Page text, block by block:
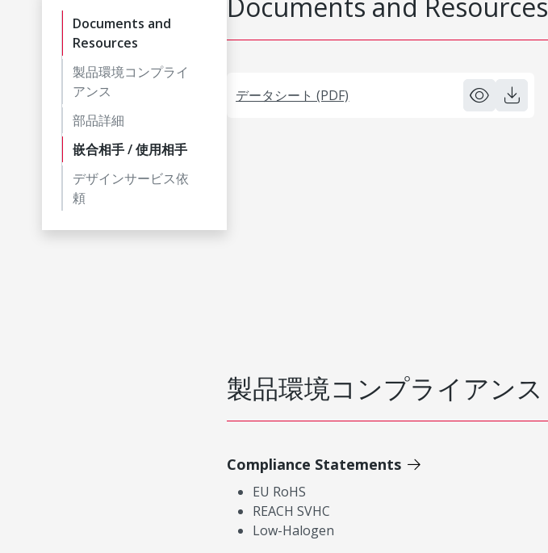
Documents and
Resources
製品環境コンプライ
アンス
部品詳細
嵌合相手 / 使用相手
デザインサービス依
頼
Documents and Resources
データシート (PDF)
製品環境コンプライアンス
Compliance Statements
EU RoHS
REACH SVHC
Low-Halogen